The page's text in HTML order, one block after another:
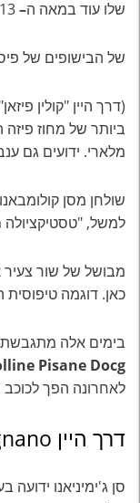
שלו עוד במאה ה–13 ! יין זה הוגש לשולחן
של הבישופים של
ביותר של מחוז
מלארי. ידועים גם
שולחן מסן
למשל, "טסטיקציולה alla pizana " ראש
מבושל של שור
כאן. דוגמה טיפוסית
בימים אלה מתגבשת
Pisane Docg
לאחרונה הפך לכוכב
דרך היין Vernaccia di San Gimignano
סן ג'ימיניאנו ידועה